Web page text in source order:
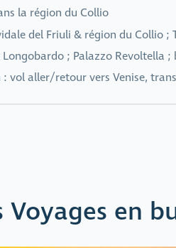
la région du Collio
del Friuli & région du Collio
; Palazzo Revoltella ;
: vol aller/retour vers Venise,
Voyages en